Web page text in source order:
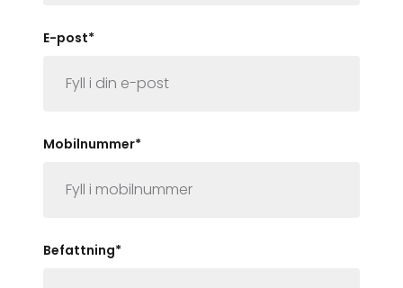
E-post*
Mobilnummer*
Befattning*